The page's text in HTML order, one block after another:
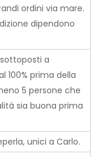
ordini via mare.
dipendono
a
100% prima della
5 persone che
sia buona prima
unici a Carlo.